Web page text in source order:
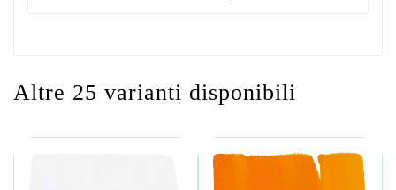
Altre 25 varianti disponibili